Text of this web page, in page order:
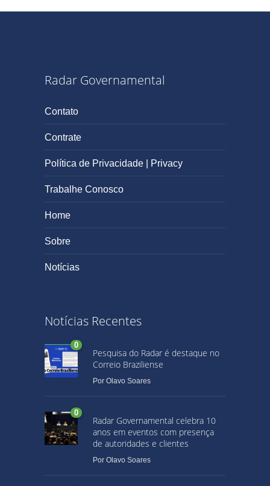
Radar Governamental
Contato
Contrate
Política de Privacidade | Privacy
Trabalhe Conosco
Home
Sobre
Notícias
Notícias Recentes
0
Pesquisa do Radar é destaque no
Correio Braziliense
Por Olavo Soares
0
Radar Governamental celebra 10
anos em eventos com presença
de autoridades e clientes
Por Olavo Soares